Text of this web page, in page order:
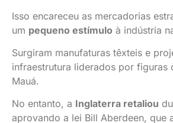
Isso encareceu as mercadorias
um pequeno estímulo à indústria
Surgiram manufaturas têxteis e
infraestrutura liderados por figuras
Mauá.
No entanto, a Inglaterra retaliou
aprovando a lei Bill Aberdeen, que